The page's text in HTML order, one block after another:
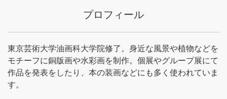
プロフィール
東京芸術大学油画科大学院修了。身近な風景や植物などを
モチーフに銅版画や水彩画を制作。個展やグループ展にて
作品を発表をしたり、本の装画などにも多く使われていま
す。